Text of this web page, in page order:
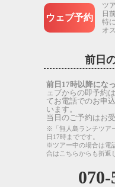
ウェブ予約
ツ
日
特
オ
前日
前日17時以降にな
ェブからの即予約
てお電話でのお申
います。
当日のご予約はお
※「無人島ランチツア
日17時までです。
※ツアー中の場合は電
合はこちらからも折返
070-